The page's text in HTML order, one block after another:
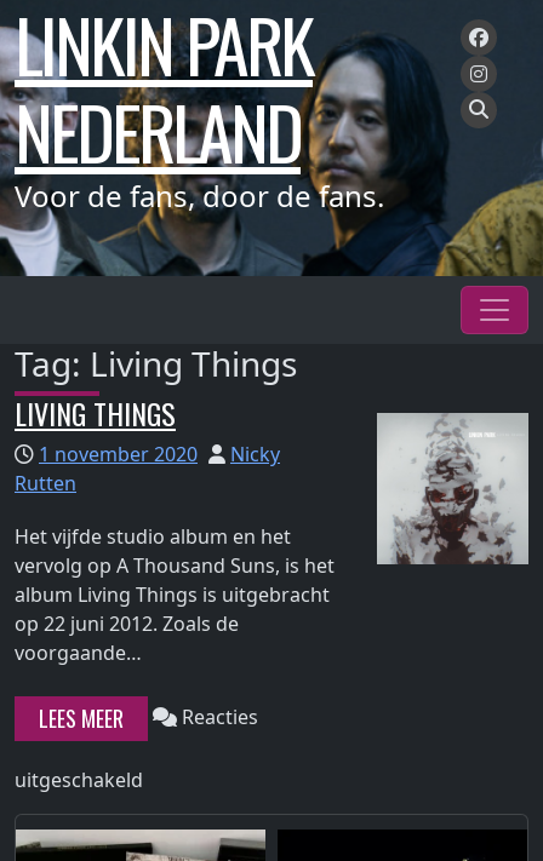
Meteen
naar
de
inhoud
LINKIN PARK
NEDERLAND
Voor de fans, door de fans.
Tag: Living Things
LIVING THINGS
1 november 2020
Nicky
Rutten
Het vijfde studio album en het
vervolg op A Thousand Suns, is het
album Living Things is uitgebracht
op 22 juni 2012. Zoals de
voorgaande…
"Living
Things"
LEES MEER Reacties
uitgeschakeld
Living
Things